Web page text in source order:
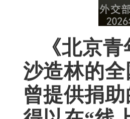
《北京
沙造林的
曾提供捐